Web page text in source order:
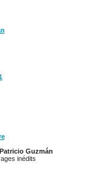
Patricio Guzmán
inédits